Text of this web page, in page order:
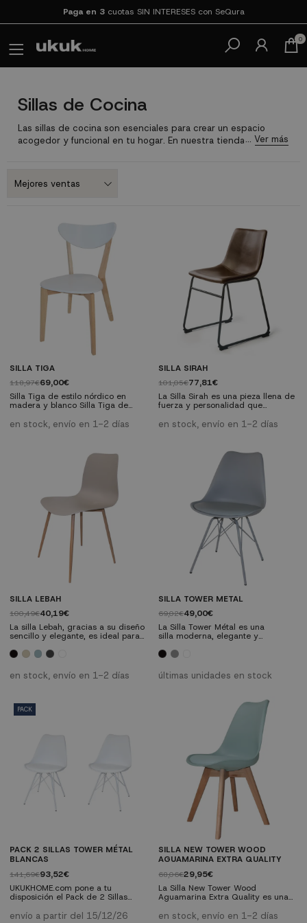
Paga en 3cuotas SIN INTERESES con SeQura
0
Sillas de Cocina
Las sillas de cocina son esenciales para crear un espacio
acogedor y funcional en tu hogar. En nuestra tienda,
necesidad.
sillas de cocina de madera que aporten un toque cálido y
las más clásicas hasta las más modernas, en diferentes
materiales ¡E incluso taburetes pack de mesa y sillas
Eso si,
siempre al mejor precio online sin sacrificar la calidad. Ideales
para quienes buscan sillas de cocina baratas sin renunciar al
confort. Tenemos las sillas de cocina que se ajusten a tu
espacio y estilo.
SILLA TIGA
118,97€69,00€
Silla Tiga de estilo nórdico en
madera y blanco Silla Tiga de
estructura de madera con asiento
y respaldo en color blanco, ideal
51 cm x Alto 79 cm.
en stock, envío en 1-2 días
SILLA SIRAH
101,05€77,81€
La Silla Sirah es una pieza llena de
fuerza y personalidad que
cualquier estancia en la que la
ubiques. Sus líneas redondeadas y
polipiel la convierten en la silla
perfecta para aquellos que
busquen algo diferente pero con
en stock, envío en 1-2 días
SILLA LEBAH
100,49€40,19€
La silla Lebah, gracias a su diseño
sencillo y elegante, es ideal para
caracteriza por su original
en relieve.
en stock, envío en 1-2 días
SILLA TOWER METAL
69,02€49,00€
La Silla Tower Métal es una
silla moderna, elegante y
actual, se entronca directamente
más reconocidos en el mundo del
mobiliario: la silla tower. Llena tu
tradición apostando por la silla
Tower con patas metálicas y
renueva el aspecto d
últimas unidades en stock
PACK
PACK 2 SILLAS TOWER MÉTAL
BLANCAS
141,69€93,52€
UKUKHOME.com pone a tu
disposición el Pack de 2 Sillas
la que podrás ahorrar llevándote
envío a partir del 15/12/26
SILLA NEW TOWER WOOD
AGUAMARINA EXTRA QUALITY
68,06€29,95€
La Silla New Tower Wood
Aguamarina Extra Quality es una
más famosas en el mundo: la silla
en stock, envío en 1-2 días